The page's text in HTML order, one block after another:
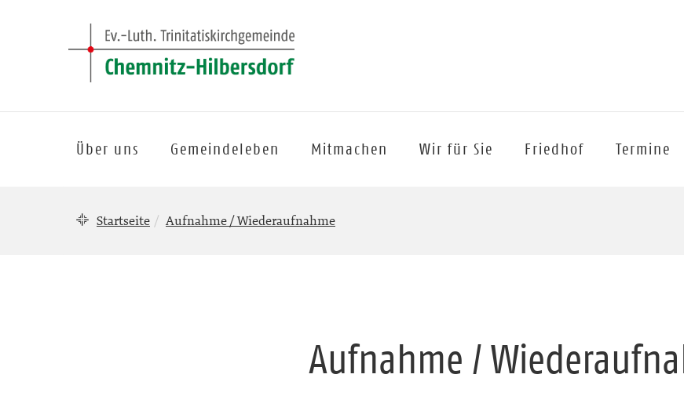
Über uns Gemeindeleben Mitmachen Wir für Sie Friedhof Termine
Startseite Aufnahme / Wiederaufnahme
Aufnahme /